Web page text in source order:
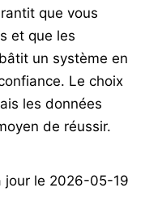
que vous
et que les
un système en
Le choix
les données
de réussir.
jour le 2026-05-19